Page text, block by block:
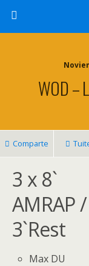
WOD –
Comparte
3 x 8`
AMRAP /
3`Rest
Max DU